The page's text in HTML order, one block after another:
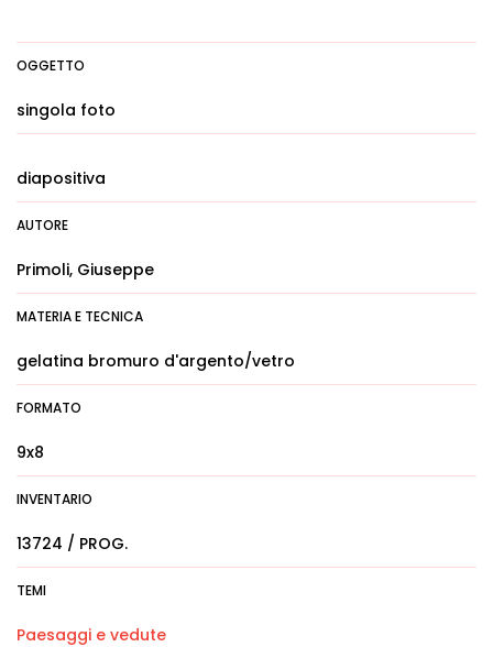
OGGETTO
singola foto
diapositiva
AUTORE
Primoli, Giuseppe
MATERIA E TECNICA
gelatina bromuro d'argento/vetro
FORMATO
9x8
INVENTARIO
13724 / PROG.
TEMI
Paesaggi e vedute